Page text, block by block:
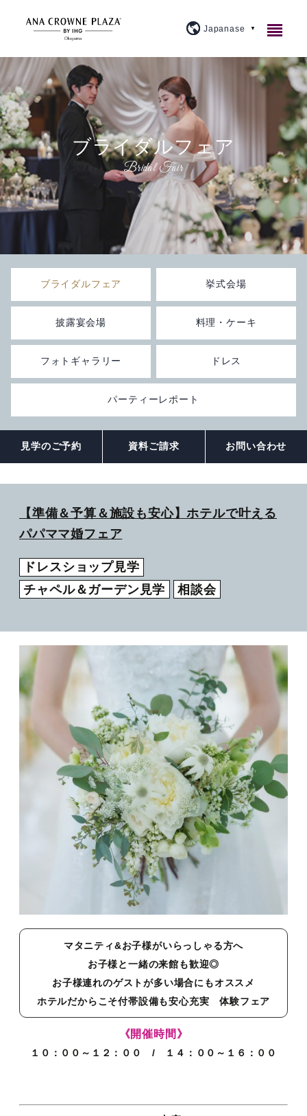
ご宿泊
客室紹介
スタンダード
プレミアム
アメニティ・貸出備品
朝食のご案内
よくあるご質問
プラン紹介
ANA会員プラン
観光グルメ
ファミリープラン
電話予約プラン
期間限定シーズンプラン
ゴルフプラン
観光のご案内
ルームサービス
宿泊約款・利用規約
レストラン＆バー
1F カジュアルダイニングウルバーノ
20F 和食ダイニング 廚洊
20F 鉄板コーナー おさふね
20F スカイバー＆ラウンジ 洊
顔合わせ・結納
記念日プラン
朝食のご案内
おすすめプラン
レストラン＆バーのお問い合わせ
宴会・会議
宴会場のご案内
大宴会場『曲水』
スカイバンケット
『宙』
小宴会場『花葉』『花交』『延養』
ミーティングプラン
クラウンプラザミーティングディレクター
お別れの会
宴会プランのご紹介
テーブルマナープラン
同窓会プラン
スタンダードパーティプラン
岡山城プラン
宴会場概要・利用規約
営業時間 9:00 ～ 18:00
ウェディング
ブライダルフェア
イベントカレンダー
ドレス
フォトギャラリー
パーティーレポート
挙式会場
神殿 -鳳笙-
宙 -Sora-
京山 -kyoyama-
ウルバーノ -Urbano-
トピックス
Wedding公式Instagram
施設案内
アクセス
ブライダルフェア
ブライダルフェア 挙式会場
披露宴会場 料理・ケーキ
フォトギャラリー ドレス
パーティーレポート
見学のご予約 資料ご請求 お問い合わせ
【準備＆予算＆施設も安心】ホテルで叶える
パパママ婚フェア
ドレスショップ見学
チャペル＆ガーデン見学
相談会
マタニティ&お子様がいらっしゃる方へ
お子様と一緒の来館も歓迎◎
お子様連れのゲストが多い場合にもオススメ
ホテルだからこそ付帯設備も安心充実 体験フェア
《開催時間》
１０：００～１２：００ / １４：００～１６：００